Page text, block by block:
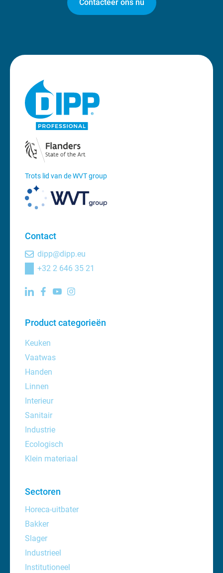
Contacteer ons nu
Trots lid van de WVT group
Contact
dipp@dipp.eu
+32 2 646 35 21
Product categorieën
Keuken
Vaatwas
Handen
Linnen
Interieur
Sanitair
Industrie
Ecologisch
Klein materiaal
Sectoren
Horeca-uitbater
Bakker
Slager
Industrieel
Institutioneel